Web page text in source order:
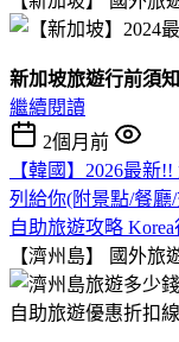
新加坡旅遊行前須知
繼續閱讀
2個月前
【韓國】2026最新
列給你(附景點/餐廳
自助旅遊攻略
【濟州島】
國外旅